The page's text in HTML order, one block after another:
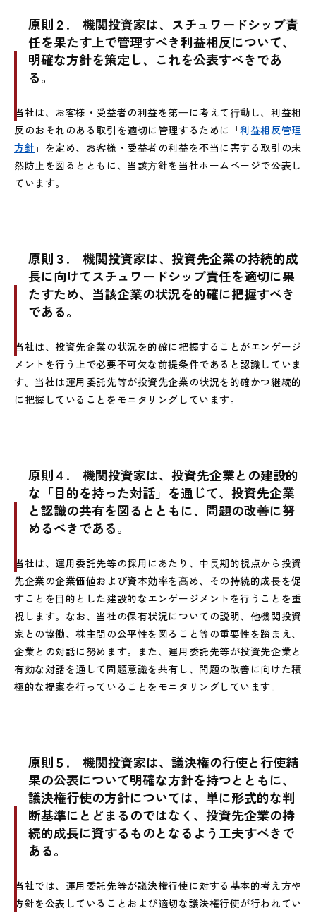
原則２. 機関投資家は、スチュワードシップ責
任を果たす上で管理すべき利益相反について、
明確な方針を策定し、これを公表すべきであ
る。
当社は、お客様・受益者の利益を第⼀に考えて⾏動し、利益相
反のおそれのある取引を適切に管理するために「利益相反管理
方針 」を定め、お客様・受益者の利益を不当に害する取引の未
然防⽌を図るとともに、当該⽅針を当社ホームページで公表し
ています。
原則３. 機関投資家は、投資先企業の持続的成
長に向けてスチュワードシップ責任を適切に果
たすため、当該企業の状況を的確に把握すべき
である。
当社は、投資先企業の状況を的確に把握することがエンゲージ
メントを行う上で必要不可欠な前提条件であると認識していま
す。当社は運用委託先等が投資先企業の状況を的確かつ継続的
に把握していることをモニタリングしています。
原則４. 機関投資家は、投資先企業との建設的
な「目的を持った対話」を通じて、投資先企業
と認識の共有を図るとともに、問題の改善に努
めるべきである。
当社は、運用委託先等の採用にあたり、中⻑期的視点から投資
先企業の企業価値および資本効率を⾼め、その持続的成⻑を促
すことを⽬的とした建設的なエンゲージメントを行うことを重
視します。なお、当社の保有状況についての説明、他機関投資
家との協働、株主間の公平性を図ること等の重要性を踏まえ、
企業との対話に努めます。また、運用委託先等が投資先企業と
有効な対話を通して問題意識を共有し、問題の改善に向けた積
極的な提案を行っていることをモニタリングしています。
原則５. 機関投資家は、議決権の行使と行使結
果の公表について明確な方針を持つとともに、
議決権行使の方針については、単に形式的な判
断基準にとどまるのではなく、投資先企業の持
続的成長に資するものとなるよう工夫すべきで
ある。
当社では、運用委託先等が議決権行使に対する基本的考え方や
方針を公表していることおよび適切な議決権行使が行われてい